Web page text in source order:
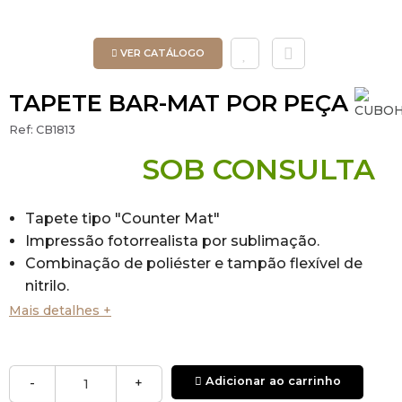
VER CATÁLOGO
TAPETE BAR-MAT POR PEÇA
Ref: CB1813
SOB CONSULTA
Tapete tipo "Counter Mat"
Impressão fotorrealista por sublimação.
Combinação de poliéster e tampão flexível de
nitrilo.
Mais detalhes +
- + Adicionar ao carrinho